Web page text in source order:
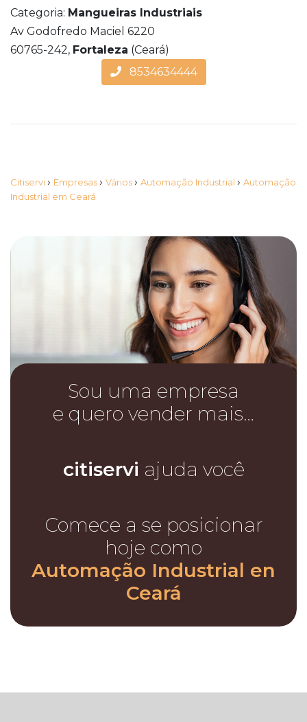
Categoria: Mangueiras Industriais
Av Godofredo Maciel 6220
60765-242, Fortaleza (Ceará)
8534634444
Citiservi › Empresas › Vários › Automação Industrial › Automação
Industrial em Ceará
Sou uma empresa
e quero vender mais…
citiservi ajuda você
Comece a se posicionar
hoje como
Automação Industrial en
Ceará